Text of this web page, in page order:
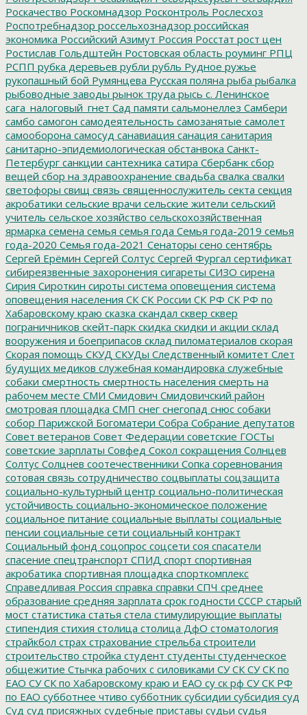
Роскачество Роскомнадзор Росконтроль Рослесхоз
Роспотребнадзор россельхознадзор российская
экономика Российский Азимут Россия Росстат рост цен
Ростислав Гольдштейн Ростовская область роуминг РПЦ
РСПП рубка деревьев рубли рубль Рудное ружье
рукопашный бой Румянцева Русская поляна рыба рыбалка
рыбоводные заводы рынок труда рысь с. Ленинское
сага_налоговый_гнет Сад памяти сальмонеллез Самбери
самбо самогон самодеятельность самозанятые самолет
самооборона самосуд санавиация санация санитария
санитарно-эпидемиологическая обстанвока Санкт-
Петербург санкции сантехника сатира Сбербанк сбор
вещей сбор на здравоохранение свадьба свалка свалки
светофоры свищ связь священнослужитель секта секция
акробатики сельские врачи сельские жители сельский
учитель сельское хозяйство сельскохозяйственная
ярмарка семена семья семья года Семья года-2019 семья
года-2020 Семья года-2021 Сенаторы сено сентябрь
Сергей Ерёмин Сергей Солтус Сергей Фургал сертификат
сибиреязвенные захоронения сигареты СИЗО сирена
Сирия Сироткин сироты система оповещения система
оповещения населения СК СК России СК РФ СК РФ по
Хабаровскому краю сказка скандал сквер сквер
пограничников скейт-парк скидка скидки и акции склад
вооружения и боеприпасов склад пиломатериалов скорая
Скорая помощь СКУД СКУДы Следственный комитет Слет
будущих медиков служебная командировка служебные
собаки смертность смертность населения смерть на
рабочем месте СМИ Смидович Смидовичский район
смотровая площадка СМП снег снегопад снюс собаки
собор Парижской Богоматери Собра Собрание депутатов
Совет ветеранов Совет Федерации советские ГОСТы
советские зарплаты Совфед Сокол сокращения Солнцев
Солтус Солцнев соотечественники Сопка соревнования
сотовая связь сотрудничество соцвыплаты соцзащита
социально-культурный центр социально-политическая
устойчивость социально-экономическое положение
социальное питание социальные выплаты социальные
пенсии социальные сети социальный контракт
Социальный фонд соцопрос соцсети соя спасатели
спасение спецтранспорт СПИД спорт спортивная
акробатика спортивная площадка спорткомплекс
Справедливая Россия справка справки СПЧ среднее
образование средняя зарплата срок годности СССР старый
мост статистика статья стела стимулирующие выплаты
стипендия стихия столица столица ДфО стоматология
страйкбол страх страхование стрельба строители
строительство стройка студент студенты студенческое
общежитие Стычка рабочих с силовиками СУ СК СУ СК по
ЕАО СУ СК по Хабаровскому краю и ЕАО су ск рф СУ СК РФ
по ЕАО субботнее чтиво субботник субсидии субсидия суд
Суд суд присяжных судебные приставы судьи судья